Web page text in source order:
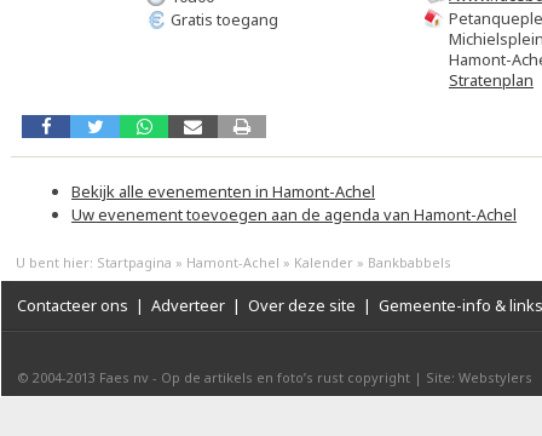
Hamont-
Stratenplan
Gratis toegang
Bekijk alle evenementen in Hamont-Achel
Uw evenement toevoegen aan de agenda van Hamont-Achel
U bent hier: Startpagina » Hamont-Achel » Kalender » Bankbabbels
Contacteer ons | Adverteer | Over deze site | Gemeente-info & links
© 2004-2013 Faes nv - Op de artikels en foto’s rust copyright | Site: Webstylers